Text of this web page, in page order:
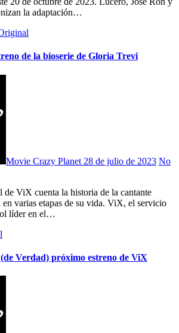
la adaptación…
de la bioserie de Gloria Trevi
Movie Crazy Planet 28 de julio de 2023 No
varias etapas de su vida. ViX, el servicio
líder en el…
Verdad) próximo estreno de ViX